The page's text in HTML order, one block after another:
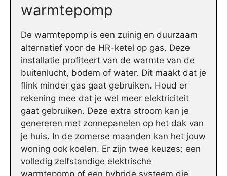
warmtepomp
De warmtepomp is een zuinig en duurzaam
alternatief voor de HR-ketel op gas. Deze
installatie profiteert van de warmte van de
buitenlucht, bodem of water. Dit maakt dat je
flink minder gas gaat gebruiken. Houd er
rekening mee dat je wel meer elektriciteit
gaat gebruiken. Deze extra stroom kan je
genereren met zonnepanelen op het dak van
je huis. In de zomerse maanden kan het jouw
woning ook koelen. Er zijn twee keuzes: een
volledig zelfstandige elektrische
warmtepomp of een hybride systeem die